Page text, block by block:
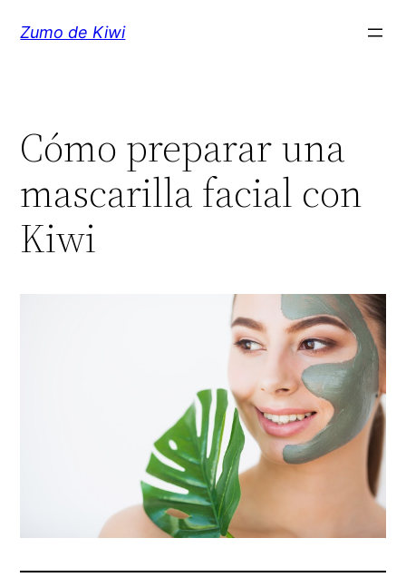
Zumo de Kiwi
Cómo preparar una
mascarilla facial con
Kiwi